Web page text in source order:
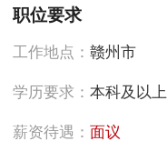
职位要求
工作地点：赣州市
学历要求：本科及以上
薪资待遇：面议